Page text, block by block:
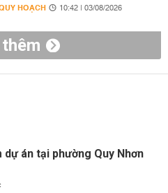
HOẠCH 10:42 | 03/08/2026
án tại phường Quy Nhơn